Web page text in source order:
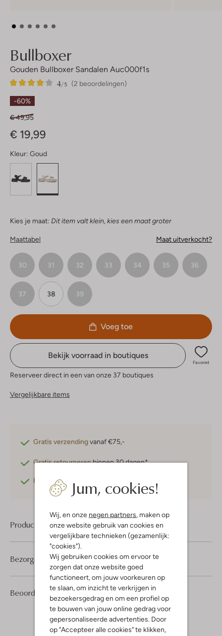
Jum, cookies!
Wij, en onze negen partners, maken op
onze website gebruik van cookies en
vergelijkbare technieken (gezamenlijk:
"cookies").
Wij gebruiken cookies om ervoor te
zorgen dat onze website goed
functioneert, om jouw voorkeuren op
te slaan, om inzicht te verkrijgen in
bezoekersgedrag en om een profiel op
te bouwen van jouw online gedrag voor
gepersonaliseerde advertenties. Door
op "Accepteer alle cookies" te klikken,
Bullboxer
Gouden Bullboxer Sandalen Auc000f1s
(2 beoordelingen)
4/5
2
4
Sterren
-60%
€ 49,95
€ 19,99
Kleur: Goud
Kies je maat: Dit item valt klein, kies een maat groter
Maattabel Maat uitverkocht?
30 31 32 33 34 35 36
37 38 39
Voeg toe
Bekijk voorraad in boutiques
Favoriet
Reserveer direct in een van onze 37 boutiques
Vergelijkbare items
Gratis verzendingvanaf €75,-
Gratis retournerenbinnen 30 dagen*
Betaal achteraf
Product informatie
Beoordelingen (2) 4/5
2
4
Sterren
Bezorgen & retourneren